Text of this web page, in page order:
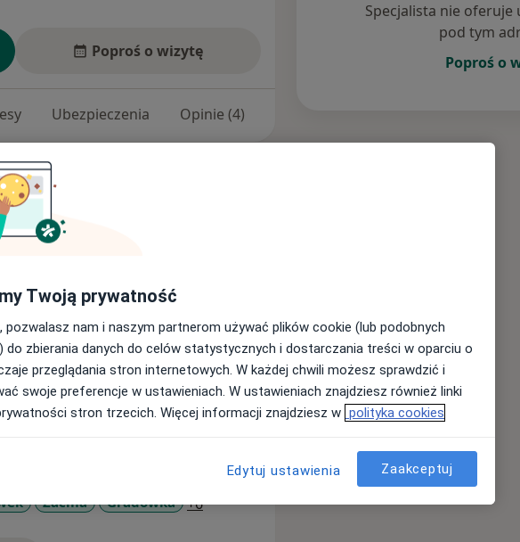
Poproś o wizytę
Ubezpieczenia Opinie (4)
– BADANIA
z dowodem osobistym w celu
Zaćma Gradówka +6a11y_sr_more_diseases
Specjalista nie oferuje
pod tym
Poproś o
Twoją prywatność
pozwalasz nam i naszym partnerom używać plików cookie (lub podobnych
do zbierania danych do celów statystycznych i dostarczania treści w oparciu o
przeglądania stron internetowych. W każdej chwili możesz sprawdzić i
swoje preferencje w ustawieniach. W ustawieniach znajdziesz również linki
stron trzecich. Więcej informacji znajdziesz w polityka cookies
Edytuj ustawienia Zaakceptuj